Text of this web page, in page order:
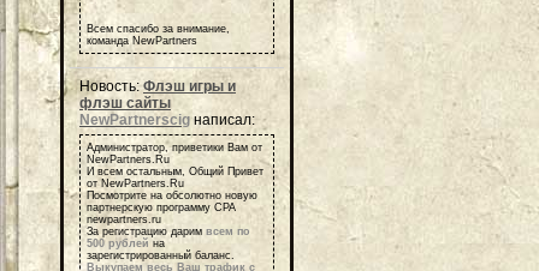
Всем спасибо за внимание,
команда NewPartners
Новость:Флэш игры и
флэш сайты
NewPartnerscig написал:
Администратор, приветики Вам от
NewPartners.Ru
И всем остальным, Общий Привет
от NewPartners.Ru
Посмотрите на обсолютно новую
партнерскую программу СРА
newpartners.ru
За регистрацию дарим всем по
500 рублей на
зарегистрированный баланс.
Выкупаем весь Ваш трафик с